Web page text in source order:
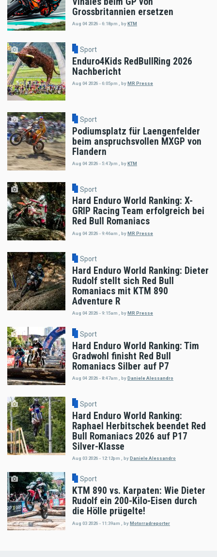
Grossbritannien ersetzen
Aug 04 2026 - 6:18pm , byKTM
Sport
Enduro4Kids RedBullRing 2026
Nachbericht
Aug 04 2026 - 6:05pm byMR Presse
Sport
Podiumsplatz für Laengenfelder
beim anspruchsvollen MXGP von
Flandern
Aug 04 2026 - 5:47pm byKTM
Sport
Hard Enduro World Ranking: X-
GRIP Racing Team erfolgreich bei
Red Bull Romaniacs
Aug 04 2026 - 9:46am byMR Presse
Sport
Hard Enduro World Ranking: Dieter
Rudolf stellt sich Red Bull
Romaniacs mit KTM 890
Adventure R
Aug 04 2026 - 9:15am , by MR Presse
Sport
Hard Enduro World Ranking: Tim
Gradwohl finisht Red Bull
Romaniacs Silber auf P7
Aug 04 2026 - 8:47am byDaniele Alessandro
Sport
Hard Enduro World Ranking:
Raphael Herbitschek beendet Red
Bull Romaniacs 2026 auf P17
Silver-Klasse
Aug 03 2026 - 12:12pm byDaniele Alessandro
Sport
KTM 890 vs. Karpaten: Wie Dieter
Rudolf ein 200-Kilo-Eisen durch
die Hölle prügelte!
Aug 03 2026 - 11:39am byMotorradreporter